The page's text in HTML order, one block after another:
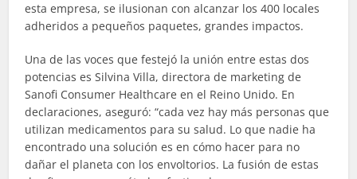
esta empresa, se ilusionan con alcanzar los 400 locales
adheridos a pequeños paquetes, grandes impactos.
Una de las voces que festejó la unión entre estas dos
potencias es Silvina Villa, directora de marketing de
Sanofi Consumer Healthcare en el Reino Unido. En
declaraciones, aseguró: “cada vez hay más personas que
utilizan medicamentos para su salud. Lo que nadie ha
encontrado una solución es en cómo hacer para no
dañar el planeta con los envoltorios. La fusión de estas